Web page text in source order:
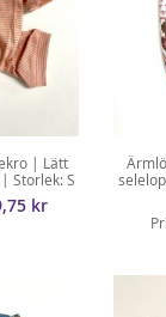
| Lätt
Storlek: S
kr